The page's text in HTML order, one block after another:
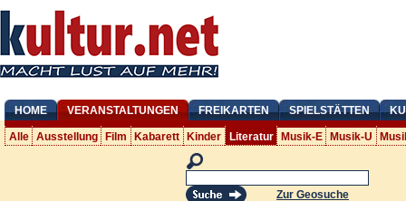
HOME VERANSTALTUNGEN FREIKARTEN SPIELSTÄTTEN
Alle Ausstellung Film Kabarett Kinder Literatur Musik-E Musik-U
Zur Geosuche